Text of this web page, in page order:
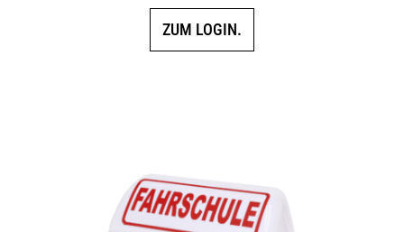
ZUM LOGIN.